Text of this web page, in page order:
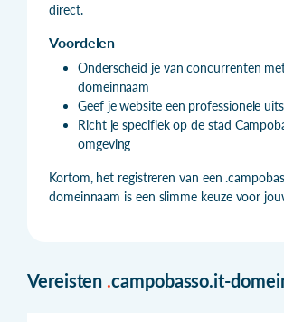
direct.
Voordelen
Onderscheid je van concurrenten
domeinnaam
Geef je website een professionele
Richt je specifiek op de stad
omgeving
Kortom, het registreren van een
domeinnaam is een slimme keuze voor
Vereisten .campobasso.it-